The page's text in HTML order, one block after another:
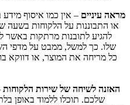
מראה עיניים – אין כמו איסוף
או התבוננות על הלקוחות בשעה
להגיע לתובנות מרתקות באשר
שלו. כך למשל, ממבט על מדפי
כל מריחה את המוצר, או דווקא
האזנה לשיחה של שירות הלקוחות
שלכם. תוכלו ללמוד באופן